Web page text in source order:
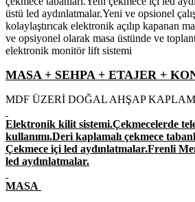
üstü led aydınlatmalar.Yeni ve opsionel
kolaylaştırıcak elektronik açılıp kapanan
ve opsiyonel olarak masa üstünde ve
elektronik monitör lift sistemi
MASA + SEHPA + ETAJER +
MDF ÜZERİ DOĞAL AHŞAP
Elektronik kilit sistemi.Çekmecelerde
kullanımı.Deri kaplamalı çekmece
Çekmece içi led aydınlatmalar.Frenli
led aydınlatmalar.
MASA